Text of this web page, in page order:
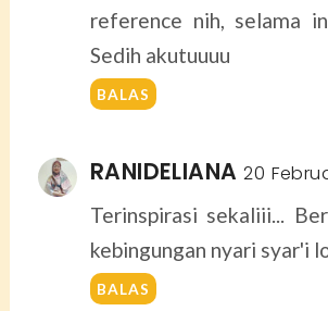
reference nih, selama
Sedih akutuuuu
BALAS
RANIDELIANA 20
Terinspirasi sekaliii...
kebingungan nyari syar'i
BALAS